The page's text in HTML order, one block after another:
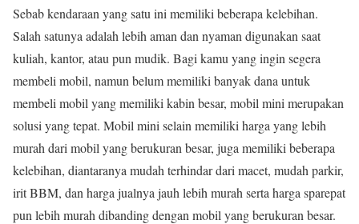
Sebab kendaraan yang satu ini memiliki beberapa kelebihan.
Salah satunya adalah lebih aman dan nyaman digunakan saat
kuliah, kantor, atau pun mudik. Bagi kamu yang ingin segera
membeli mobil, namun belum memiliki banyak dana untuk
membeli mobil yang memiliki kabin besar, mobil mini merupakan
solusi yang tepat. Mobil mini selain memiliki harga yang lebih
murah dari mobil yang berukuran besar, juga memiliki beberapa
kelebihan, diantaranya mudah terhindar dari macet, mudah parkir,
irit BBM, dan harga jualnya jauh lebih murah serta harga sparepat
pun lebih murah dibanding dengan mobil yang berukuran besar.